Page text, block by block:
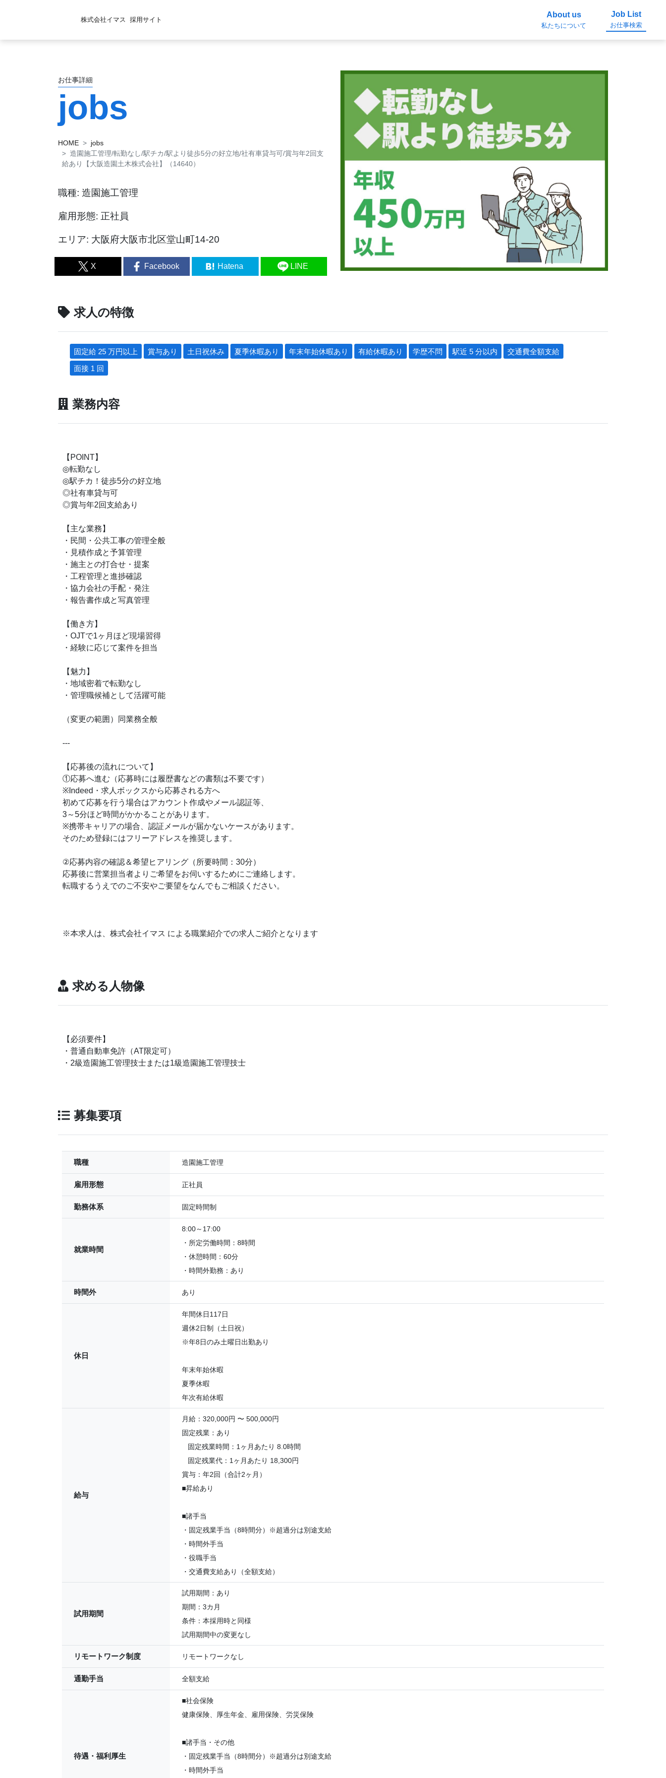
株式会社イマス 採用サイト
About us
私たちについて
Job List
お仕事検索
お仕事詳細
jobs
HOME
jobs
造園施工管理/転勤なし/駅チカ/駅より徒歩5分の好立地/社有車貸与可/賞与年2回支
給あり【大阪造園土木株式会社】（14640）
職種: 造園施工管理
雇用形態: 正社員
エリア: 大阪府大阪市北区堂山町14-20
X Facebook Hatena LINE
求人の特徴
固定給 25 万円以上 賞与あり 土日祝休み 夏季休暇あり 年末年始休暇あり 有給休暇あり 学歴不問 駅近 5 分以内
交通費全額支給
面接 1 回
業務内容
【POINT】
◎転勤なし
◎駅チカ！徒歩5分の好立地
◎社有車貸与可
◎賞与年2回支給あり
【主な業務】
・民間・公共工事の管理全般
・見積作成と予算管理
・施主との打合せ・提案
・工程管理と進捗確認
・協力会社の手配・発注
・報告書作成と写真管理
【働き方】
・OJTで1ヶ月ほど現場習得
・経験に応じて案件を担当
【魅力】
・地域密着で転勤なし
・管理職候補として活躍可能
（変更の範囲）同業務全般
---
【応募後の流れについて】
①応募へ進む（応募時には履歴書などの書類は不要です）
※Indeed・求人ボックスから応募される方へ
初めて応募を行う場合はアカウント作成やメール認証等、
3～5分ほど時間がかかることがあります。
※携帯キャリアの場合、認証メールが届かないケースがあります。
そのため登録にはフリーアドレスを推奨します。
②応募内容の確認＆希望ヒアリング（所要時間：30分）
応募後に営業担当者よりご希望をお伺いするためにご連絡します。
転職するうえでのご不安やご要望をなんでもご相談ください。
※本求人は、株式会社イマス による職業紹介での求人ご紹介となります
求める人物像
【必須要件】
・普通自動車免許（AT限定可）
・2級造園施工管理技士または1級造園施工管理技士
募集要項
職種 造園施工管理
雇用形態 正社員
勤務体系 固定時間制
就業時間
8:00～17:00
・所定労働時間：8時間
・休憩時間：60分
・時間外勤務：あり
時間外 あり
休日
年間休日117日
週休2日制（土日祝）
※年8日のみ土曜日出勤あり
年末年始休暇
夏季休暇
年次有給休暇
給与
月給：320,000円 〜 500,000円
固定残業：あり
固定残業時間：1ヶ月あたり 8.0時間
固定残業代：1ヶ月あたり 18,300円
賞与：年2回（合計2ヶ月）
■昇給あり
■諸手当
・固定残業手当（8時間分）※超過分は別途支給
・時間外手当
・役職手当
・交通費支給あり（全額支給）
試用期間
試用期間：あり
期間：3カ月
条件：本採用時と同様
試用期間中の変更なし
リモートワーク制度 リモートワークなし
通勤手当 全額支給
待遇・福利厚生
■社会保険
健康保険、厚生年金、雇用保険、労災保険
■諸手当・その他
・固定残業手当（8時間分）※超過分は別途支給
・時間外手当